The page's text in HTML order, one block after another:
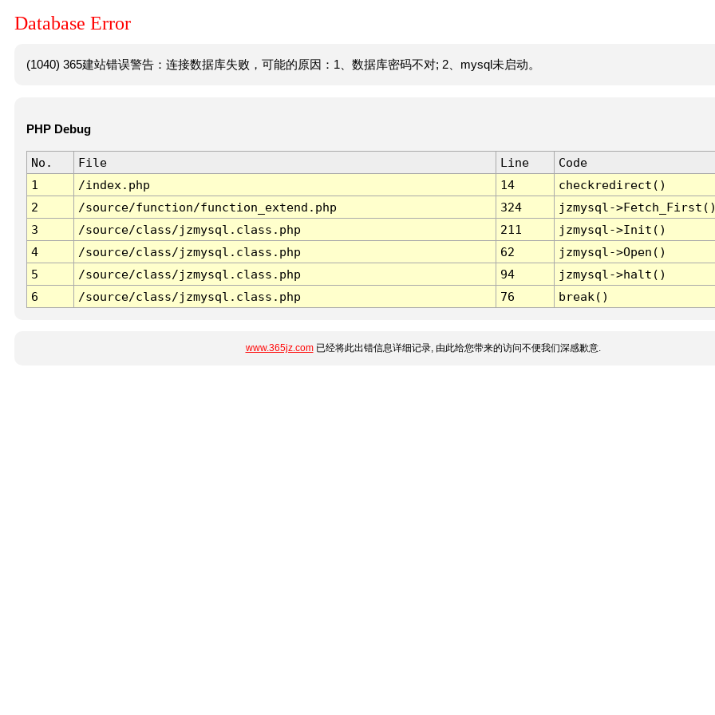
Database Error
(1040) 365建站错误警告：连接数据库失败，可能的原因：1、数据库密码不对; 2、mysql未启动。
PHP Debug
No. File Line
Code
1
/index.php 14
checkredirect()
2
/source/function/function_extend.php 324
jzmysql-
3
/source/class/jzmysql.class.php 211
jzmysql->Init()
4
/source/class/jzmysql.class.php 62
jzmysql->Open()
5
/source/class/jzmysql.class.php 94
jzmysql->halt()
6
/source/class/jzmysql.class.php 76 break()
www.365jz.com已经将此出错信息详细记录, 由此给您带来的访问不便我们深感歉意.